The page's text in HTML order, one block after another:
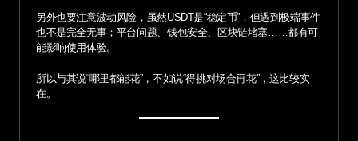
另外也要注意波动风险，虽然USDT是“稳定币”，但遇到极端事件
也不是完全无事；平台问题、钱包安全、区块链堵塞……都有可
能影响使用体验。
所以与其说“哪里都能花”，不如说“得挑对场合再花”，这比较实
在。